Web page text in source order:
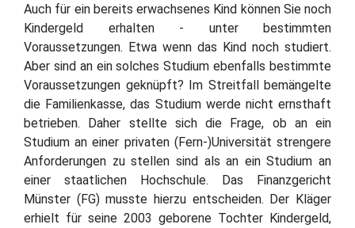
Auch für ein bereits erwachsenes Kind können Sie noch
Kindergeld erhalten - unter bestimmten
Voraussetzungen. Etwa wenn das Kind noch studiert.
Aber sind an ein solches Studium ebenfalls bestimmte
Voraussetzungen geknüpft? Im Streitfall bemängelte
die Familienkasse, das Studium werde nicht ernsthaft
betrieben. Daher stellte sich die Frage, ob an ein
Studium an einer privaten (Fern-)Universität strengere
Anforderungen zu stellen sind als an ein Studium an
einer staatlichen Hochschule. Das Finanzgericht
Münster (FG) musste hierzu entscheiden. Der Kläger
erhielt für seine 2003 geborene Tochter Kindergeld,